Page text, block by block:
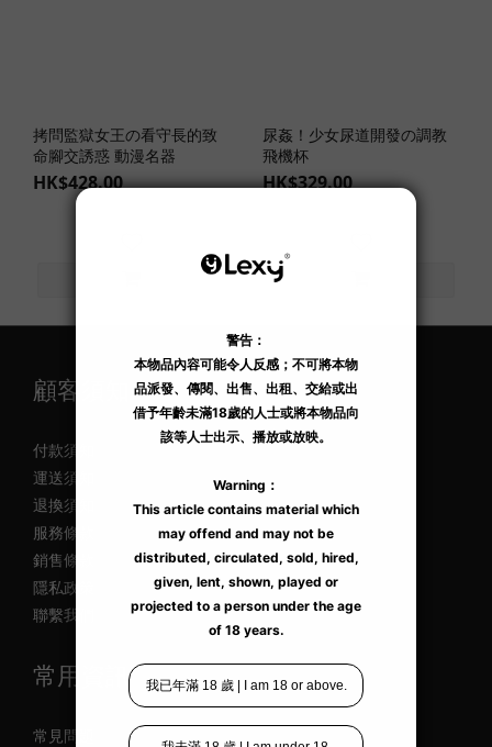
主
題
搜
服
誘
(1)
飛
機
杯
內
層
構
(2)
拷問監獄女王の看守長的致
命腳交誘惑 動漫名器
HK$428.00
尿姦！少女尿道開發の調教
飛機杯
HK$329.00
顧客須知
付款須知
運送須知
退換須知
服務條款
銷售條款
隱私政策
聯繫我們
常用資訊
常見問題